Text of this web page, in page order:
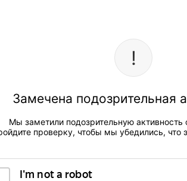
Замечена подозрительная
Мы заметили подозрительную активность
проверку, чтобы мы убедились, что